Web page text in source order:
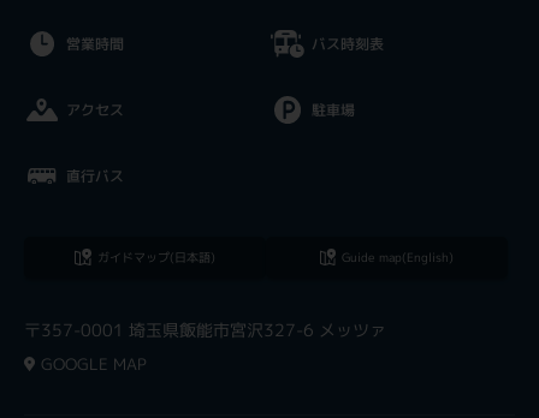
営業時間
アクセス
直行バス
バス時刻表
駐車場
ガイドマップ(日本語) Guide map(English)
〒357-0001 埼玉県飯能市宮沢327-6 メッツァ
GOOGLE MAP